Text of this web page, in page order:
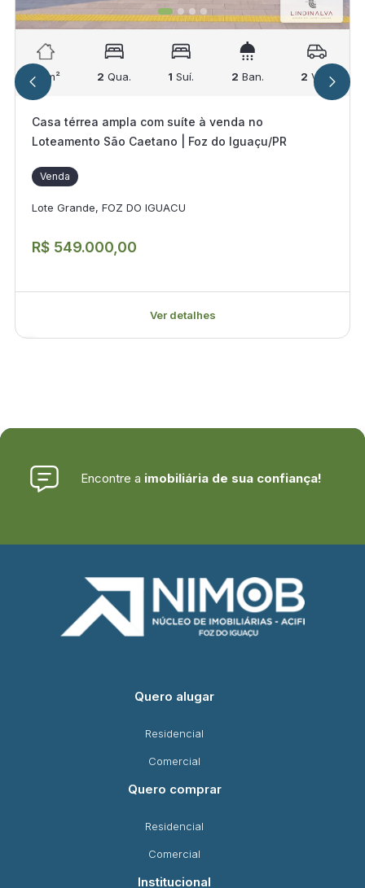
88 m² 2 Qua. 1 Suí. 2 Ban. 2 Vag.
Casa térrea ampla com suíte à venda no
Loteamento São Caetano | Foz do Iguaçu/PR
Venda
Lote Grande, FOZ DO IGUACU
R$ 549.000,00
Ver detalhes
Encontre a imobiliária de sua confiança!
Quero alugar
Residencial
Comercial
Quero comprar
Residencial
Comercial
Institucional